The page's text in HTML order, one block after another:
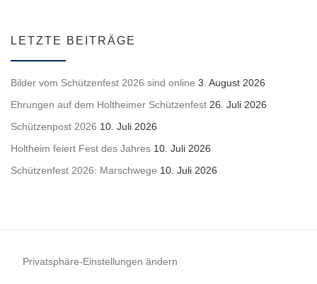
LETZTE BEITRÄGE
Bilder vom Schützenfest 2026 sind online 3. August 2026
Ehrungen auf dem Holtheimer Schützenfest 26. Juli 2026
Schützenpost 2026 10. Juli 2026
Holtheim feiert Fest des Jahres 10. Juli 2026
Schützenfest 2026: Marschwege 10. Juli 2026
Privatsphäre-Einstellungen ändern